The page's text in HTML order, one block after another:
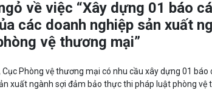
về việc “Xây dựng 01 báo
các doanh nghiệp sản xuất
vệ thương mại”
Cục Phòng vệ thương mại có nhu cầu xây dựng 01
xuất ngành sợi đảm bảo thực thi pháp luật phòng vệ